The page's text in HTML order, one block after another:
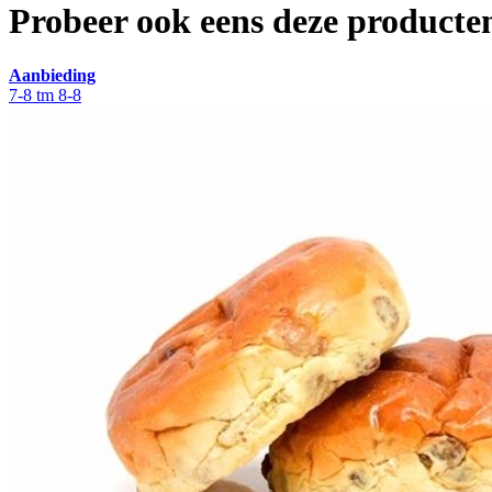
Probeer ook eens deze
Aanbieding
7-8 tm 8-8